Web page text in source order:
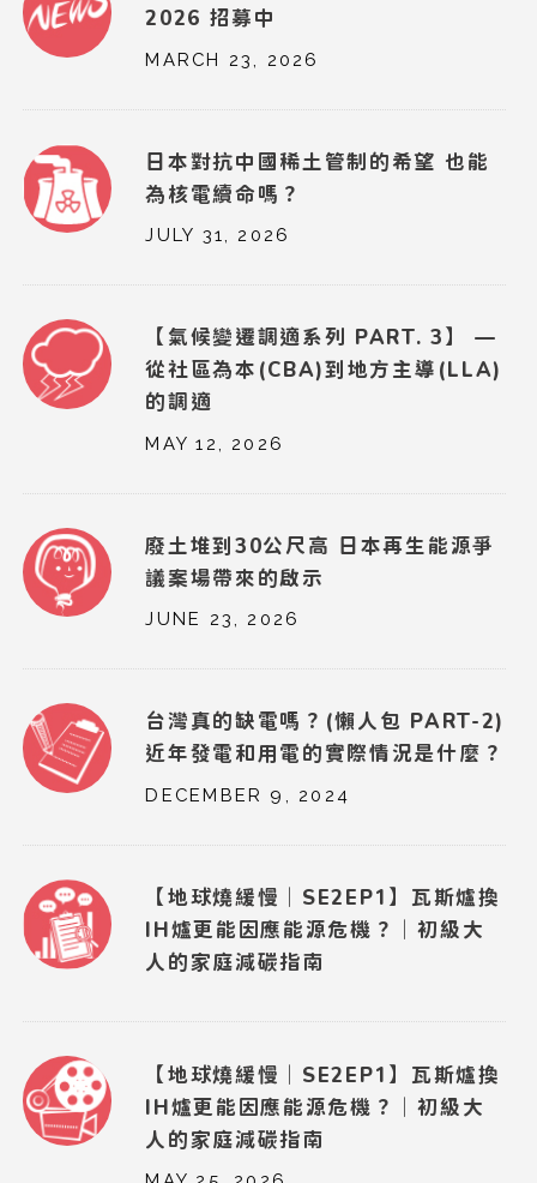
2026 招募中
MARCH 23, 2026
日本對抗中國稀土管制的希望 也能
為核電續命嗎？
JULY 31, 2026
【氣候變遷調適系列 PART. 3】 —
從社區為本(CBA)到地方主導(LLA)
的調適
MAY 12, 2026
廢土堆到30公尺高 日本再生能源爭
議案場帶來的啟示
JUNE 23, 2026
台灣真的缺電嗎？(懶人包 PART-2)
近年發電和用電的實際情況是什麼？
DECEMBER 9, 2024
【地球燒緩慢｜SE2EP1】瓦斯爐換
IH爐更能因應能源危機？｜初級大
人的家庭減碳指南
【地球燒緩慢｜SE2EP1】瓦斯爐換
IH爐更能因應能源危機？｜初級大
人的家庭減碳指南